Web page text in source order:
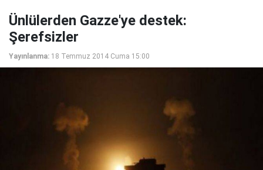
Ünlülerden Gazze'ye destek:
Şerefsizler
Yayınlanma: 18 Temmuz 2014 Cuma 15:00